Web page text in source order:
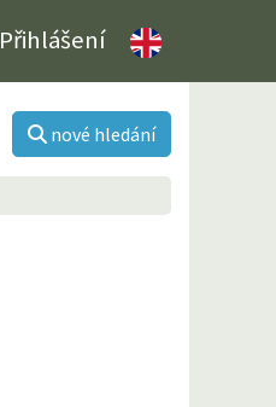
Přihlášení
nové hledání